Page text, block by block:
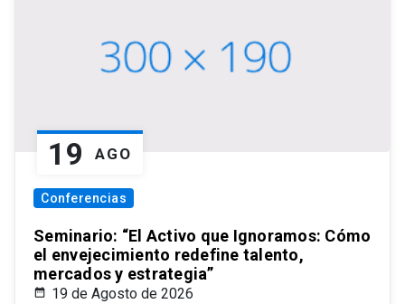
19 AGO
Conferencias
Seminario: “El Activo que Ignoramos: Cómo
el envejecimiento redefine talento,
mercados y estrategia”
19 de Agosto de 2026